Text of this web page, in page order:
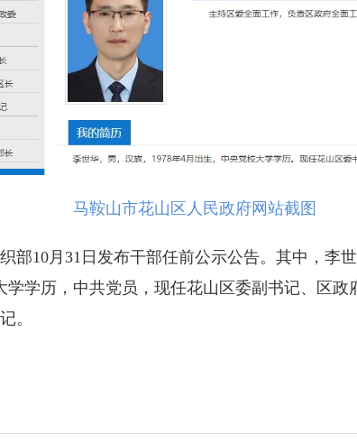
马鞍山市花山区人民政府网站截图
10月31日发布干部任前公示公告。其中，李世
学学历，中共党员，现任花山区委副书记、区政
。